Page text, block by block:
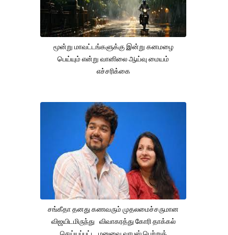
மூன்று மாவட்டங்களுக்கு இன்று கனமழை
பெய்யும் என்று வானிலை ஆய்வு மையம்
எச்சரிக்கை
சங்கீதா தனது கணவரும் முதலமைச்சருமான
விஜயிடமிருந்து விவாகரத்து கோரி தாக்கல்